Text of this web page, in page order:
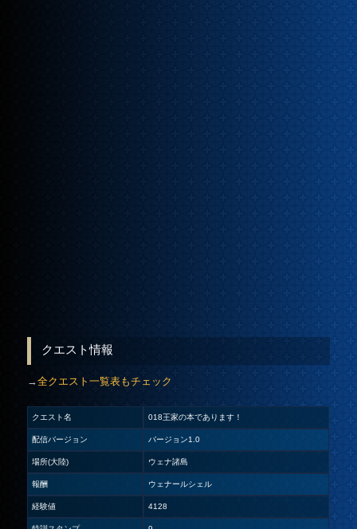
クエスト情報
→全クエスト一覧表もチェック
クエスト名 018王家の本であります！
配信バージョン バージョン1.0
場所(大陸) ウェナ諸島
報酬 ウェナールシェル
経験値 4128